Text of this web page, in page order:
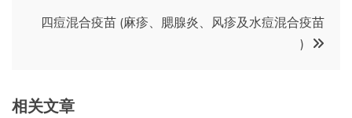
航
四痘混合疫苗 (麻疹、腮腺炎、风疹及水痘混合疫苗
)
相关文章